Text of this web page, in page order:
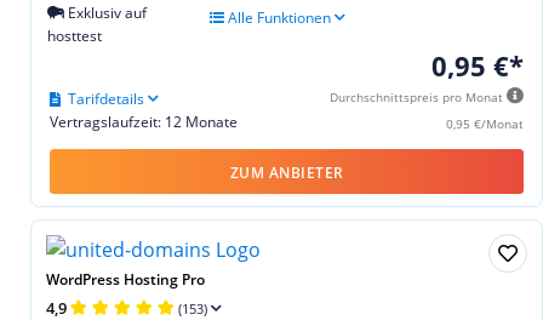
Exklusiv auf
hosttest
Alle Funktionen
0,95 €*
Durchschnittspreis pro Monat
0,95 €/Monat
Vertragslaufzeit: 12 Monate
Tarifdetails
ZUM ANBIETER
WordPress Hosting Pro
4,9 (153)